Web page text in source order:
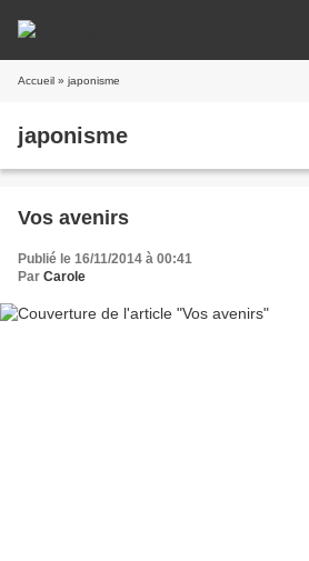
Accueil » japonisme
japonisme
Vos avenirs
Publié le 16/11/2014 à 00:41
Par Carole